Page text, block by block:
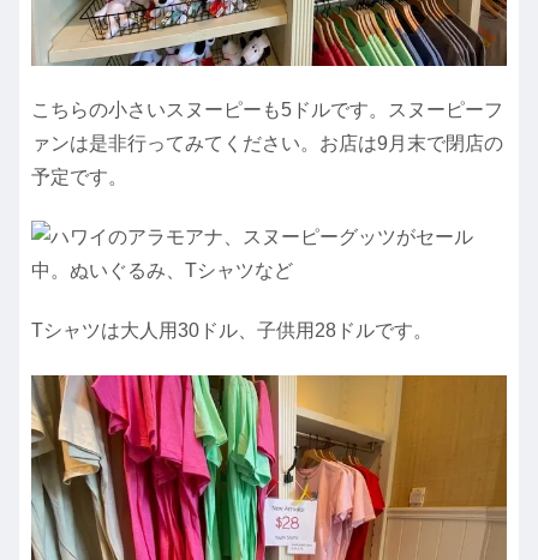
こちらの小さいスヌーピーも5ドルです。スヌーピーフ
ァンは是非行ってみてください。お店は9月末で閉店の
予定です。
Tシャツは大人用30ドル、子供用28ドルです。